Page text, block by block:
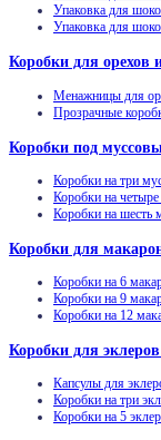
Упаковка для
Упаковка для
Коробки для орехов
Менажницы для
Прозрачные
Коробки под
Коробки на три
Коробки на
Коробки на шесть
Коробки для
Коробки на 6
Коробки на 9
Коробки на 12
Коробки для эклеров
Капсулы для
Коробки на три
Коробки на 5